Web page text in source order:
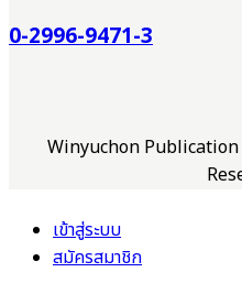
0-2996-9471-3
Winyuchon
เข้าสู่ระบบ
สมัครสมาชิก